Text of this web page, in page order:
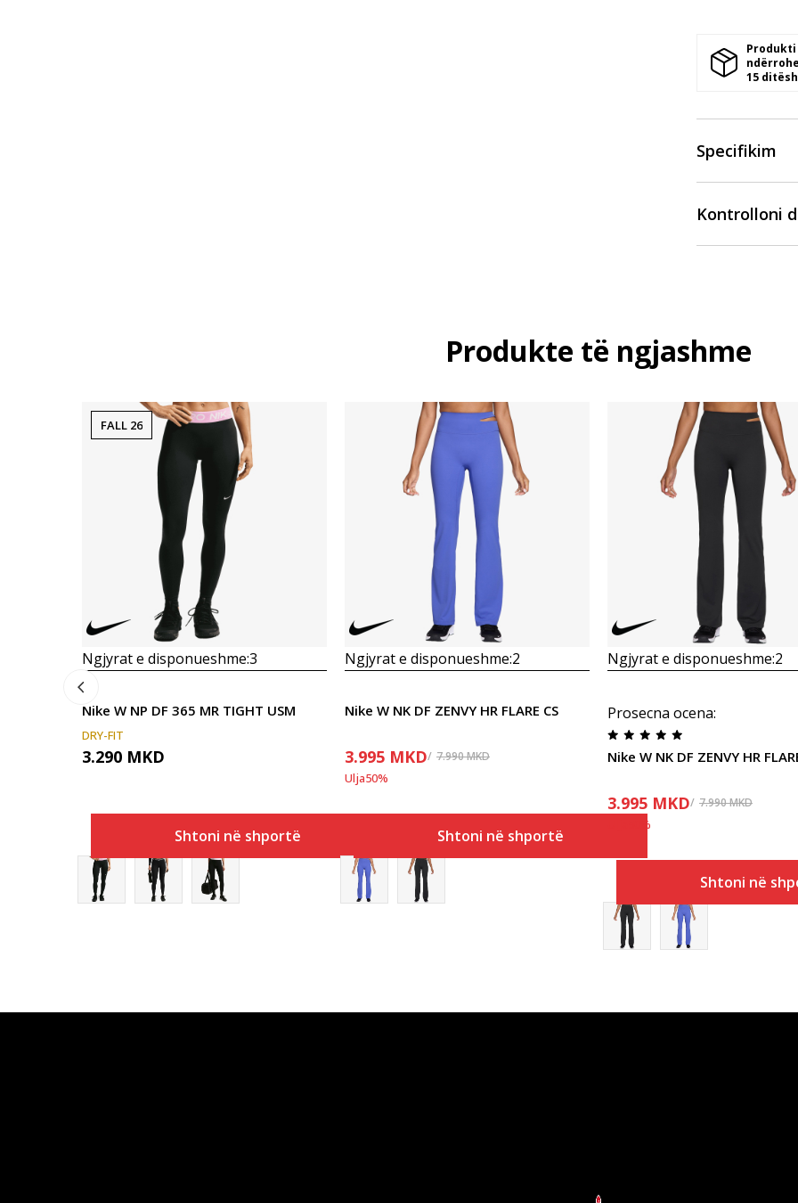
15 ditësh
Specifikim
Kontrolloni
Produkte të ngjashme
FALL 26
Ngjyrat e disponueshme:3
Nike W NP DF 365 MR TIGHT USM
DRY-FIT
3.290 MKD
Shtoni në shportë
Ngjyrat e disponueshme:2
Nike W NK DF ZENVY HR FLARE CS
3.995 MKD 7.990MKD
Ulja50%
Shtoni në shportë
Ngjyrat e disponueshme:2
Prosecna ocena:
Nike W NK DF ZENVY HR
3.995 MKD 7.990MKD
%
Shtoni në